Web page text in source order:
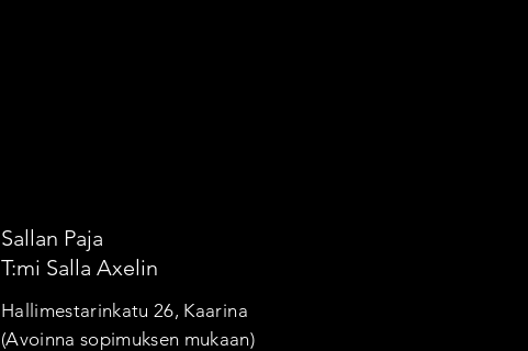
Sallan Paja
T:mi Salla Axelin
Hallimestarinkatu 26, Kaarina
(Avoinna sopimuksen mukaan)